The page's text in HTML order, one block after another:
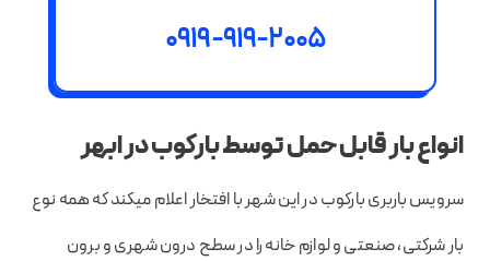
0919-919-2005
انواع بار قابل حمل توسط بارکوب در ابهر
سرویس باربری بارکوب در این شهر با افتخار اعلام میکند که همه نوع
بار شرکتی، صنعتی و لوازم خانه را در سطح درون شهری و برون